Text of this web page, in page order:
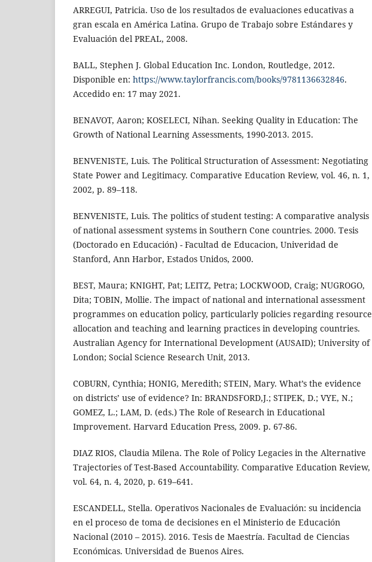
ARREGUI, Patricia. Uso de los resultados de evaluaciones educativas a
gran escala en América Latina. Grupo de Trabajo sobre Estándares y
Evaluación del PREAL, 2008.
BALL, Stephen J. Global Education Inc. London, Routledge, 2012.
Disponible en: https://www.taylorfrancis.com/books/9781136632846.
Accedido en: 17 may 2021.
BENAVOT, Aaron; KOSELECI, Nihan. Seeking Quality in Education: The
Growth of National Learning Assessments, 1990-2013. 2015.
BENVENISTE, Luis. The Political Structuration of Assessment: Negotiating
State Power and Legitimacy. Comparative Education Review, vol. 46, n. 1,
2002, p. 89–118.
BENVENISTE, Luis. The politics of student testing: A comparative analysis
of national assessment systems in Southern Cone countries. 2000. Tesis
(Doctorado en Educación) - Facultad de Educacion, Univeridad de
Stanford, Ann Harbor, Estados Unidos, 2000.
BEST, Maura; KNIGHT, Pat; LEITZ, Petra; LOCKWOOD, Craig; NUGROGO,
Dita; TOBIN, Mollie. The impact of national and international assessment
programmes on education policy, particularly policies regarding resource
allocation and teaching and learning practices in developing countries.
Australian Agency for International Development (AUSAID); University of
London; Social Science Research Unit, 2013.
COBURN, Cynthia; HONIG, Meredith; STEIN, Mary. What’s the evidence
on districts’ use of evidence? In: BRANDSFORD,J.; STIPEK, D.; VYE, N.;
GOMEZ, L.; LAM, D. (eds.) The Role of Research in Educational
Improvement. Harvard Education Press, 2009. p. 67-86.
DIAZ RIOS, Claudia Milena. The Role of Policy Legacies in the Alternative
Trajectories of Test-Based Accountability. Comparative Education Review,
vol. 64, n. 4, 2020, p. 619–641.
ESCANDELL, Stella. Operativos Nacionales de Evaluación: su incidencia
en el proceso de toma de decisiones en el Ministerio de Educación
Nacional (2010 – 2015). 2016. Tesis de Maestría. Facultad de Ciencias
Económicas. Universidad de Buenos Aires.